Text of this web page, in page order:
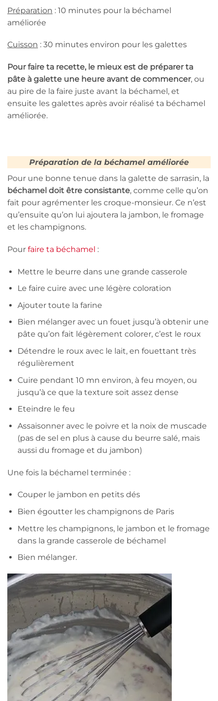
Préparation : 10 minutes pour la béchamel
améliorée
Cuisson : 30 minutes environ pour les galettes
Pour faire ta recette, le mieux est de préparer ta
pâte à galette une heure avant de commencer, ou
au pire de la faire juste avant la béchamel, et
ensuite les galettes après avoir réalisé ta béchamel
améliorée.
Préparation de la béchamel améliorée
Pour une bonne tenue dans la galette de sarrasin, la
béchamel doit être consistante, comme celle qu’on
fait pour agrémenter les croque-monsieur. Ce n’est
qu’ensuite qu’on lui ajoutera la jambon, le fromage
et les champignons.
Pour faire ta béchamel :
Mettre le beurre dans une grande casserole
Le faire cuire avec une légère coloration
Ajouter toute la farine
Bien mélanger avec un fouet jusqu’à obtenir une
pâte qu’on fait légèrement colorer, c’est le roux
Détendre le roux avec le lait, en fouettant très
régulièrement
Cuire pendant 10 mn environ, à feu moyen, ou
jusqu’à ce que la texture soit assez dense
Eteindre le feu
Assaisonner avec le poivre et la noix de muscade
(pas de sel en plus à cause du beurre salé, mais
aussi du fromage et du jambon)
Une fois la béchamel terminée :
Couper le jambon en petits dés
Bien égoutter les champignons de Paris
Mettre les champignons, le jambon et le fromage
dans la grande casserole de béchamel
Bien mélanger.